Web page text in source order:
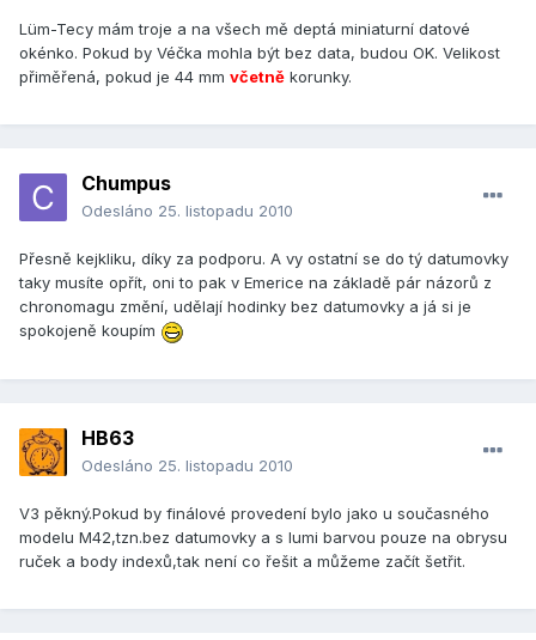
Lüm-Tecy mám troje a na všech mě deptá miniaturní datové
okénko. Pokud by Véčka mohla být bez data, budou OK. Velikost
přiměřená, pokud je 44 mm včetně korunky.
Chumpus
Odesláno 25. listopadu 2010
Přesně kejkliku, díky za podporu. A vy ostatní se do tý datumovky
taky musíte opřít, oni to pak v Emerice na základě pár názorů z
chronomagu změní, udělají hodinky bez datumovky a já si je
spokojeně koupím
HB63
Odesláno 25. listopadu 2010
V3 pěkný.Pokud by finálové provedení bylo jako u současného
modelu M42,tzn.bez datumovky a s lumi barvou pouze na obrysu
ruček a body indexů,tak není co řešit a můžeme začít šetřit.